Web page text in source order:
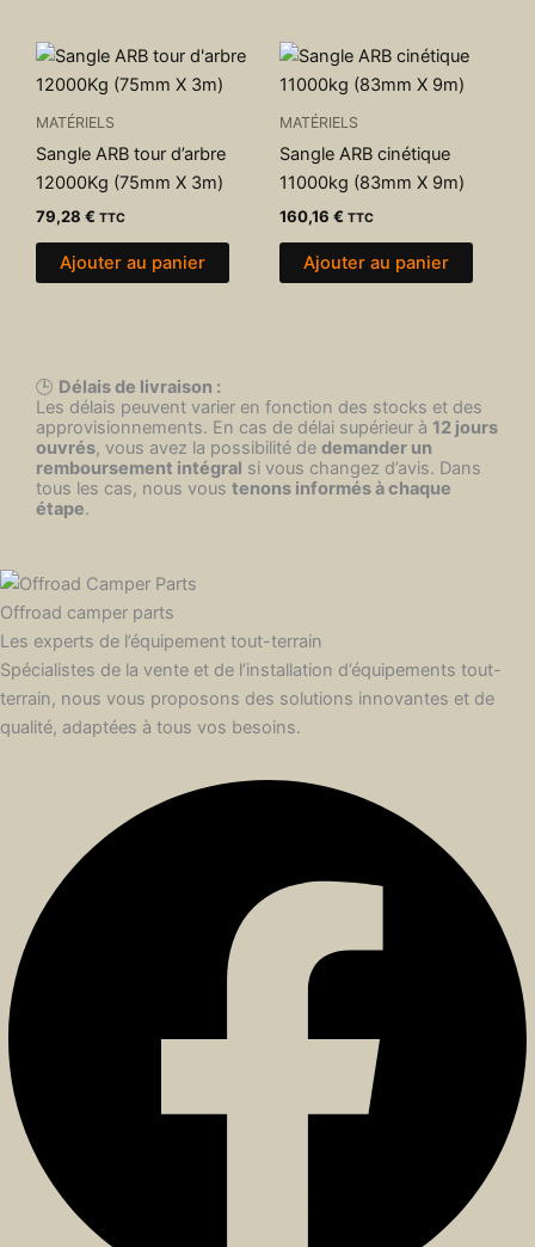
MATÉRIELS
Sangle ARB tour d’arbre
12000Kg (75mm X 3m)
79,28 € TTC
Ajouter au panier
MATÉRIELS
Sangle ARB cinétique
11000kg (83mm X 9m)
160,16 € TTC
Ajouter au panier
🕒 Délais de livraison :
Les délais peuvent varier en fonction des stocks et des
approvisionnements. En cas de délai supérieur à 12 jours
ouvrés, vous avez la possibilité de demander un
remboursement intégral si vous changez d’avis. Dans
tous les cas, nous vous tenons informés à chaque
étape.
Offroad camper parts
Les experts de l’équipement tout-terrain
Spécialistes de la vente et de l’installation d’équipements tout-
terrain, nous vous proposons des solutions innovantes et de
qualité, adaptées à tous vos besoins.